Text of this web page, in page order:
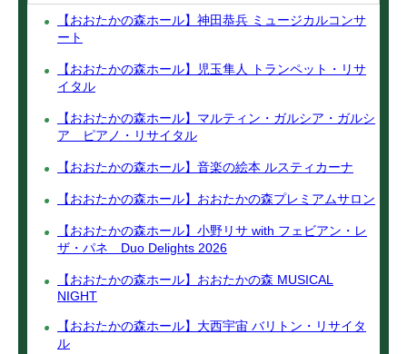
【おおたかの森ホール】神田恭兵 ミュージカルコンサ
ート
【おおたかの森ホール】児玉隼人 トランペット・リサ
イタル
【おおたかの森ホール】マルティン・ガルシア・ガルシ
ア ピアノ・リサイタル
【おおたかの森ホール】音楽の絵本 ルスティカーナ
【おおたかの森ホール】おおたかの森プレミアムサロン
【おおたかの森ホール】小野リサ with フェビアン・レ
ザ・パネ Duo Delights 2026
【おおたかの森ホール】おおたかの森 MUSICAL
NIGHT
【おおたかの森ホール】大西宇宙 バリトン・リサイタ
ル